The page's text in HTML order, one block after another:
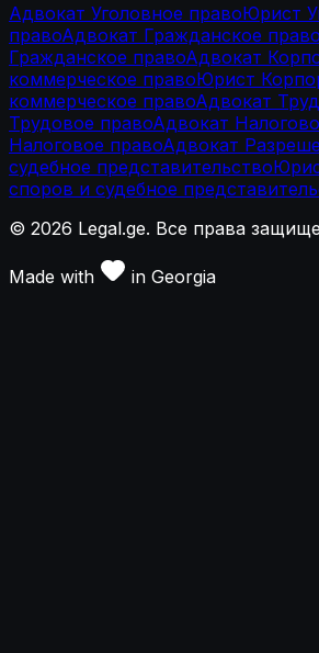
Адвокат Уголовное правоЮрист
правоАдвокат Гражданское право
Гражданское правоАдвокат
коммерческое правоЮрист
коммерческое правоАдвокат
Трудовое правоАдвокат
Налоговое правоАдвокат
судебное представительство
споров и судебное
© 2026 Legal.ge. Все права
Made with in Georgia